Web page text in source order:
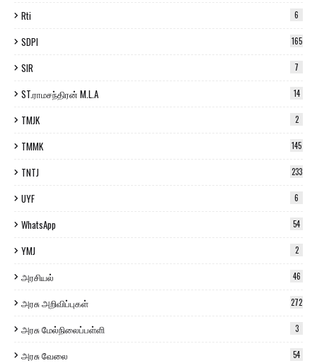
Rti 6
SDPI 165
SIR 7
ST.ராமசந்திரன் M.L.A 14
TMJK 2
TMMK 145
TNTJ 233
UYF 6
WhatsApp 54
YMJ 2
அரசியல் 46
அரசு அறிவிப்புகள் 272
அரசு மேல்நிலைப்பள்ளி 3
அரசு வேலை 54